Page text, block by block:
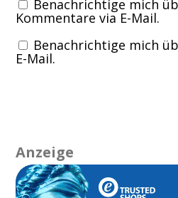
Benachrichtige mich
Kommentare via E-Mail.
Benachrichtige mich
E-Mail.
Anzeige